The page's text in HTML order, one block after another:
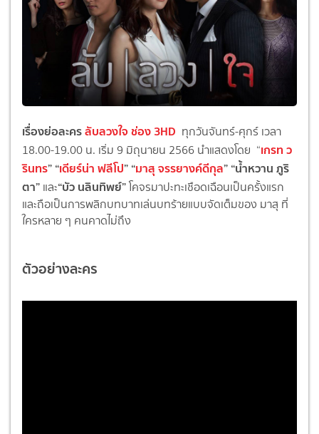
เรื่องย่อละครลับลวงใจ ช่อง 3HD ทุกวันจันทร์-ศุกร์ เวลา
18.00-19.00 น. เริ่ม 9 มิถุนายน 2566 นำแสดงโดย “เกรท ว
รินทร” “เดียร์น่า ฟลีโป” “มาสุ จรรยางค์ดีกุล” “น้ำหวาน ภูริ
ตา” และ“บัว นลินทิพย์”โคจรมาปะทะเชือดเฉือนเป็นครั้งแรก
และถือเป็นการพลิกบทบาทเล่นบทร้ายแบบจัดเต็มของ มาสุ ที่
ใครหลาย ๆ คนคาดไม่ถึง
ตัวอย่างละคร